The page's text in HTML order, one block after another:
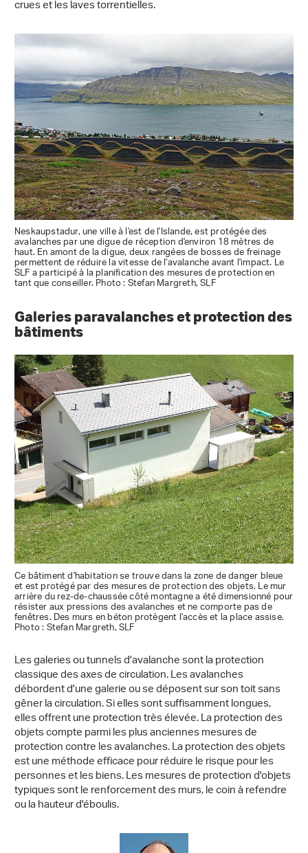
crues et les laves torrentielles.
Neskaupstadur, une ville à l'est de l'Islande, est protégée des
avalanches par une digue de réception d'environ 18 mètres de
haut. En amont de la digue, deux rangées de bosses de freinage
permettent de réduire la vitesse de l'avalanche avant l'impact. Le
SLF a participé à la planification des mesures de protection en
tant que conseiller. Photo : Stefan Margreth, SLF
Galeries paravalanches et protection des
bâtiments
Ce bâtiment d'habitation se trouve dans la zone de danger bleue
et est protégé par des mesures de protection des objets. Le mur
arrière du rez-de-chaussée côté montagne a été dimensionné pour
résister aux pressions des avalanches et ne comporte pas de
fenêtres. Des murs en béton protègent l'accès et la place assise.
Photo : Stefan Margreth, SLF
Les galeries ou tunnels d'avalanche sont la protection
classique des axes de circulation. Les avalanches
débordent d'une galerie ou se déposent sur son toit sans
gêner la circulation. Si elles sont suffisamment longues,
elles offrent une protection très élevée. La protection des
objets compte parmi les plus anciennes mesures de
protection contre les avalanches. La protection des objets
est une méthode efficace pour réduire le risque pour les
personnes et les biens. Les mesures de protection d'objets
typiques sont le renforcement des murs, le coin à refendre
ou la hauteur d'éboulis.